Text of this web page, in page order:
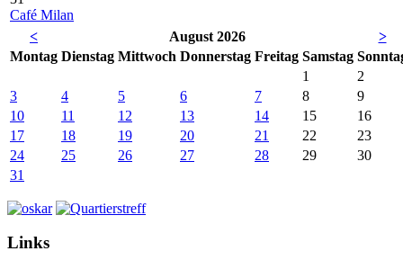
Café Milan
<
August 2026
>
Montag Dienstag Mittwoch Donnerstag Freitag Samstag So
1
2
3
4 5 6 7 8
9
10
11 12 13 14 15
16
17
18 19 20 21 22
23
24
25 26 27 28 29
30
31
Links